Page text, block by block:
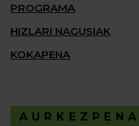
PROGRAMA
HIZLARI NAGUSIAK
KOKAPENA
AURKEZPENA